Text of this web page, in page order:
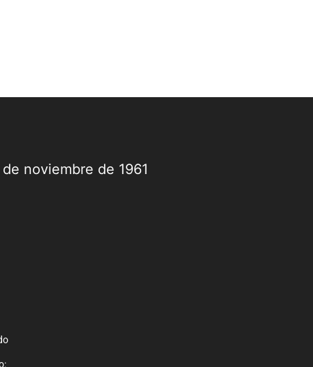
noviembre de 1961